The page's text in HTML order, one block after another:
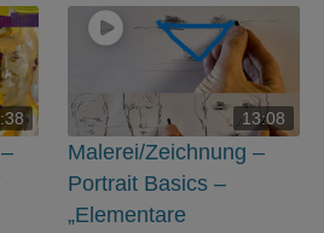
13:08
Malerei/Zeichnung –
Portrait Basics –
„Elementare